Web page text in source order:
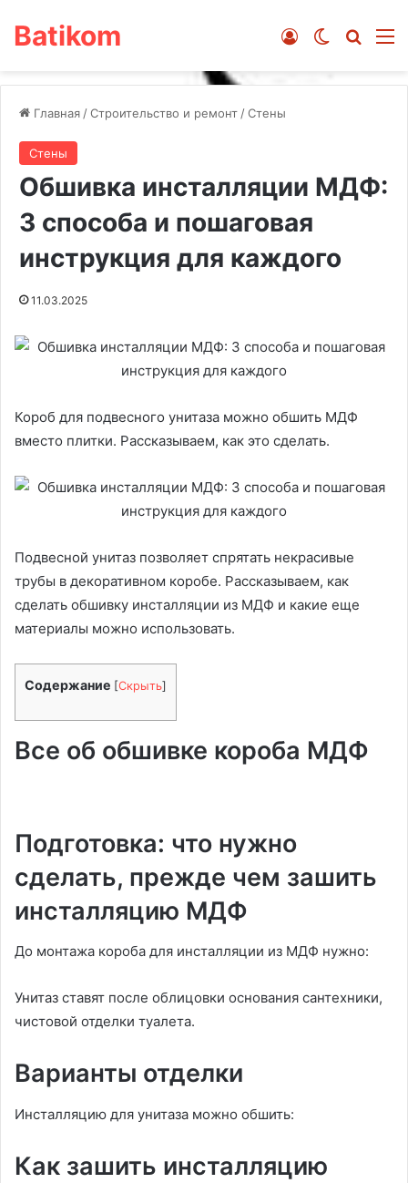
Batikom Switch skin
Войти
Главная /Строительство и ремонт /Стены
Стены
Обшивка инсталляции МДФ:
3 способа и пошаговая
инструкция для каждого
11.03.2025
Короб для подвесного унитаза можно обшить МДФ
вместо плитки. Рассказываем, как это сделать.
Подвесной унитаз позволяет спрятать некрасивые
трубы в декоративном коробе. Рассказываем, как
сделать обшивку инсталляции из МДФ и какие еще
материалы можно использовать.
Содержание [Скрыть]
Все об обшивке короба МДФ
Подготовка: что нужно
сделать, прежде чем зашить
инсталляцию МДФ
До монтажа короба для инсталляции из МДФ нужно:
Унитаз ставят после облицовки основания сантехники,
чистовой отделки туалета.
Варианты отделки
Инсталляцию для унитаза можно обшить:
Как зашить инсталляцию